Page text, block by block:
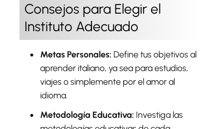
Consejos para Elegir el
Instituto Adecuado
Metas Personales: Define tus objetivos al
aprender italiano, ya sea para estudios,
viajes o simplemente por el amor al
idioma.
Metodología Educativa: Investiga las